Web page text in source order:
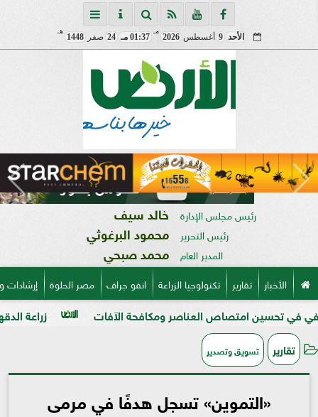
الأحد 9 أغسطس2026
مـ
01:37 مـ 24 صفر1448
هـ
رئيس مجلس الإدارة خالد سيف
رئيس التحرير محمود البرغوثي
المدير العام محمد صبحي
الأخبار تقارير تكنولوجيا الزراعة انفو جراف مصر الحلوة
زراعة الدقهلية تكشف خطة تطوير بنجر امتصاص العناصر ومكافحة الآفات
تقارير تسويق وتصدير
«التموين» تسجل هدفًا في مرمى